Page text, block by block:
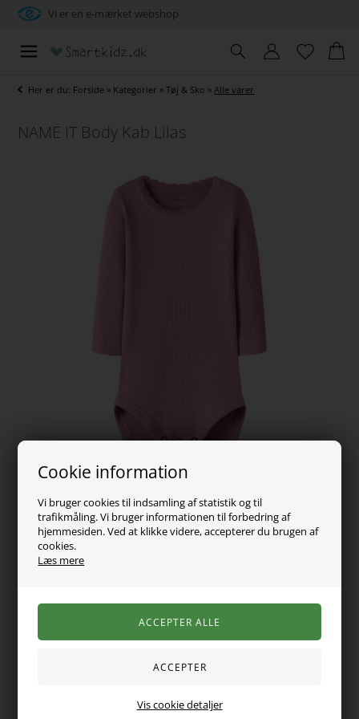
Cookie information
Vi bruger cookies til indsamling af statistik og til
trafikmåling. Vi bruger informationen til forbedring af
hjemmesiden. Ved at klikke videre, accepterer du brugen af
cookies.
Læs mere
Vis cookie detaljer
Vi er en e-mærket webshop
Her er du: Forside » Kategorier »Tøj & Sko »Alle varer
NAME IT Body Kab Lilas
99,00 DKK
Vælg Størrelse
En ribstrikket body med en rund halsudskæring, der er pyntet
mellem benene gør den praktisk i hverdagen, mens den
Fremstillet i en blanding af økologisk bomuld, TENCEL™ Modal
og elastan for en blød og behagelig følelse.